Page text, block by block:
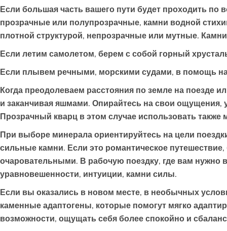
Если большая часть вашего пути будет проходить по
прозрачные или полупрозрачные, камни водной
плотной структурой, непрозрачные или мутные.
Если летим самолетом, берем с собой горный
Если плывем речными, морскими судами, в помощь
Когда преодолеваем расстояния по земле на поезде
и заканчивая яшмами. Опирайтесь на свои
Прозрачный кварц в этом случае использовать также
При выборе минерала ориентируйтесь на цели
сильные камни. Если это романтическое
очаровательными. В рабочую поездку, где вам нужно
уравновешенности, интуиции, камни силы.
Если вы оказались в новом месте, в необычных
каменные адаптогены, которые помогут мягко
возможности, ощущать себя более спокойно и